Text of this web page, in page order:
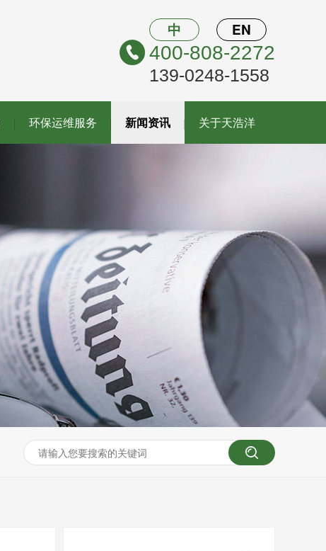
中 EN
400-808-2272
139-0248-1558
环保运维服务 新闻资讯 关于天浩洋